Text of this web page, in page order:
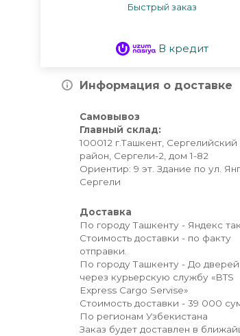
Быстрый заказ
В кредит
Информация о доставке
Самовывоз
Главный склад:
100012 г.Ташкент, Сергелийский
район, Сергели-2, дом 1-82
Ориентир: 9 эт. Здание по ул.
Сергели
Доставка
По городу Ташкенту - Яндекс
Стоимость доставки - по факту
отправки.
По городу Ташкенту - До дверей
через курьерскую службу «BTS
Express Cargo Servise»
Стоимость доставки - 39 000
По регионам Узбекистана
Заказ будет доставлен в